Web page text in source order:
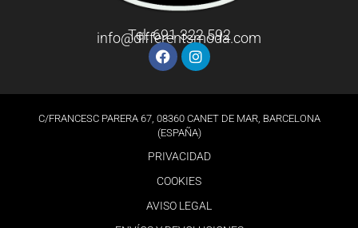
Tel: 691 322 592
info@differentsmoda.com
C/FRANCESC PARERA 67, 08360 CANET DE MAR, BARCELONA
(ESPAÑA)
PRIVACIDAD
COOKIES
AVISO LEGAL